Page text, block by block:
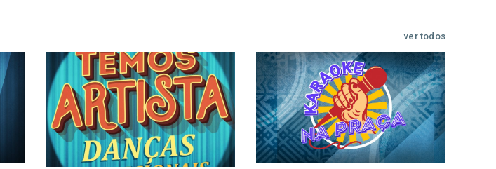
ver todos